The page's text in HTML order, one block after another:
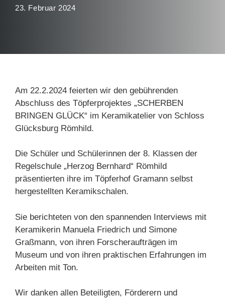
23. Februar 2024
Am 22.2.2024 feierten wir den gebührenden
Abschluss des Töpferprojektes „SCHERBEN
BRINGEN GLÜCK“ im Keramikatelier von Schloss
Glücksburg Römhild.
Die Schüler und Schülerinnen der 8. Klassen der
Regelschule „Herzog Bernhard“ Römhild
präsentierten ihre im Töpferhof Gramann selbst
hergestellten Keramikschalen.
Sie berichteten von den spannenden Interviews mit
Keramikerin Manuela Friedrich und Simone
Graßmann, von ihren Forscheraufträgen im
Museum und von ihren praktischen Erfahrungen im
Arbeiten mit Ton.
Wir danken allen Beteiligten, Förderern und